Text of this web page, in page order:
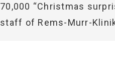
70,000 “Christmas
staff of Rems-Murr-